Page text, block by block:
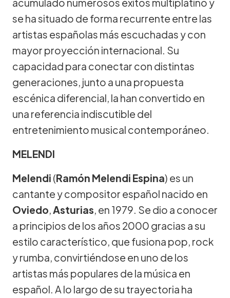
se ha situado de forma recurrente entre las
artistas españolas más escuchadas y con
mayor proyección internacional. Su
capacidad para conectar con distintas
generaciones, junto a una propuesta
escénica diferencial, la han convertido en
una referencia indiscutible del
entretenimiento musical contemporáneo.
MELENDI
Melendi (Ramón Melendi Espina) es un
cantante y compositor español nacido en
Oviedo, Asturias, en 1979. Se dio a conocer
a principios de los años 2000 gracias a su
estilo característico, que fusiona pop, rock
y rumba, convirtiéndose en uno de los
artistas más populares de la música en
español. A lo largo de su trayectoria ha